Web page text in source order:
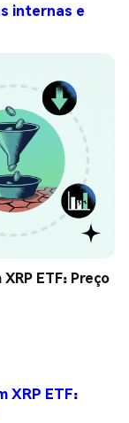
internas e
ETF: Preço
XRP ETF: